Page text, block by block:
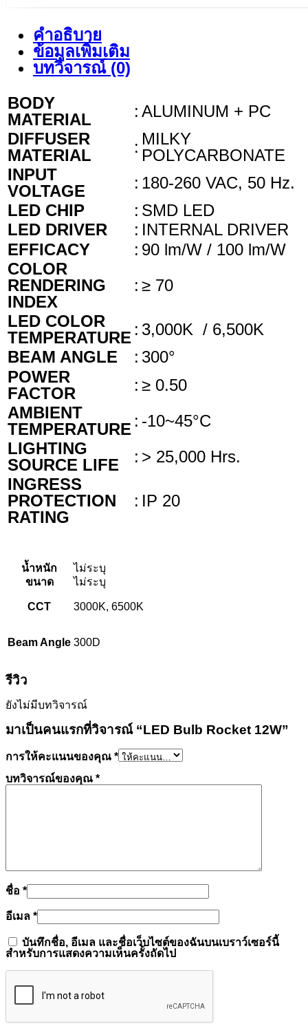
คำอธิบาย
ข้อมูลเพิ่มเติม
บทวิจารณ์ (0)
BODY
MATERIAL
: ALUMINUM + PC
DIFFUSER
MATERIAL
: MILKY
POLYCARBONATE
INPUT
VOLTAGE
: 180-260 VAC, 50 Hz.
LED CHIP
: SMD LED
LED DRIVER
: INTERNAL DRIVER
EFFICACY
: 90 lm/W / 100 lm/W
COLOR
RENDERING
INDEX
: ≥ 70
LED COLOR
TEMPERATURE : 3,000K / 6,500K
BEAM ANGLE
: 300°
POWER
FACTOR
: ≥ 0.50
AMBIENT
TEMPERATURE : -10~45°C
LIGHTING
SOURCE LIFE
: > 25,000 Hrs.
INGRESS
PROTECTION
RATING
: IP 20
น้ำหนัก
ไม่ระบุ
ขนาด
ไม่ระบุ
CCT 3000K, 6500K
Beam Angle 300D
รีวิว
ยังไม่มีบทวิจารณ์
มาเป็นคนแรกที่วิจารณ์ “LED Bulb Rocket 12W”
การให้คะแนนของคุณ *
บทวิจารณ์ของคุณ *
ชื่อ *
อีเมล *
บันทึกชื่อ, อีเมล และชื่อเว็บไซต์ของฉันบนเบราว์เซอร์นี้
สำหรับการแสดงความเห็นครั้งถัดไป